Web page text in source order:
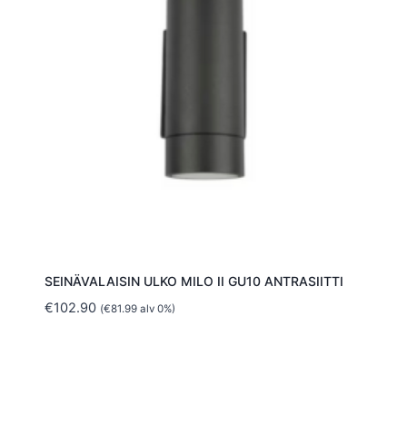
SEINÄVALAISIN ULKO MILO II GU10 ANTRASIITTI
€102.90 (€81.99alv 0%)